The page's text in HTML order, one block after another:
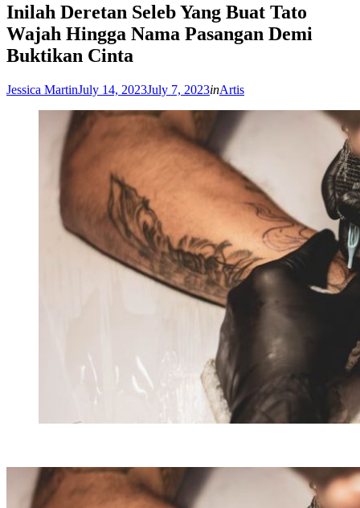
Inilah Deretan Seleb Yang Buat Tato
Wajah Hingga Nama Pasangan Demi
Buktikan Cinta
Jessica MartinPosted
July 14, 2023July 7, 2023inArtis